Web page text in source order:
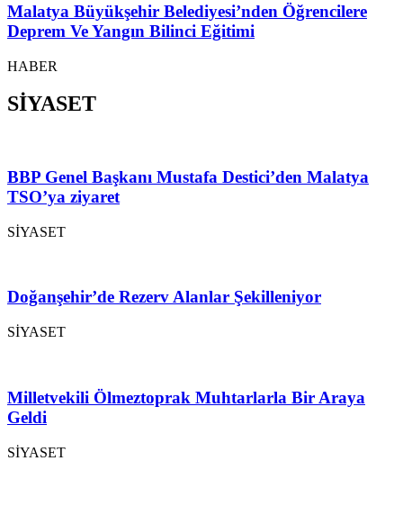
Malatya Büyükşehir Belediyesi’nden Öğrencilere
Deprem Ve Yangın Bilinci Eğitimi
HABER
SİYASET
BBP Genel Başkanı Mustafa Destici’den Malatya
TSO’ya ziyaret
SİYASET
Doğanşehir’de Rezerv Alanlar Şekilleniyor
SİYASET
Milletvekili Ölmeztoprak Muhtarlarla Bir Araya
Geldi
SİYASET